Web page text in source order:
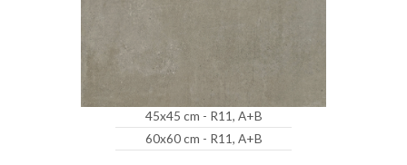
45x45 cm - R11, A+B
60x60 cm - R11, A+B